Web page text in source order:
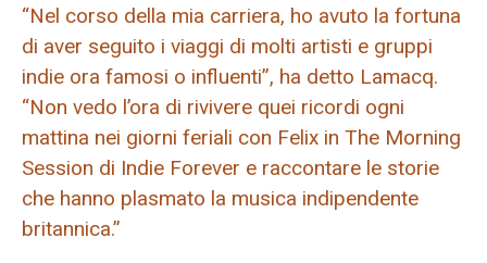
“Nel corso della mia carriera, ho avuto la fortuna
di aver seguito i viaggi di molti artisti e gruppi
indie ora famosi o influenti”, ha detto Lamacq.
“Non vedo l’ora di rivivere quei ricordi ogni
mattina nei giorni feriali con Felix in The Morning
Session di Indie Forever e raccontare le storie
che hanno plasmato la musica indipendente
britannica.”